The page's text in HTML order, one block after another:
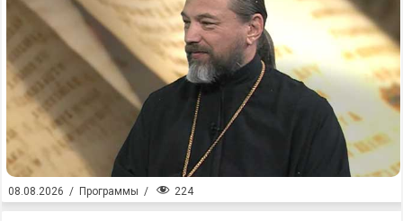
08.08.2026 / Программы / 224